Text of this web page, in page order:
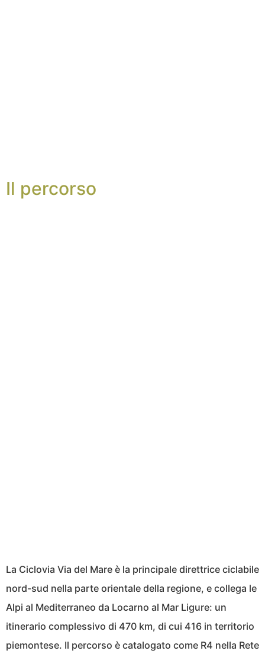
Il percorso
La Ciclovia Via del Mare è la principale direttrice ciclabile
nord-sud nella parte orientale della regione, e collega le
Alpi al Mediterraneo da Locarno al Mar Ligure: un
itinerario complessivo di 470 km, di cui 416 in territorio
piemontese. Il percorso è catalogato come R4 nella Rete